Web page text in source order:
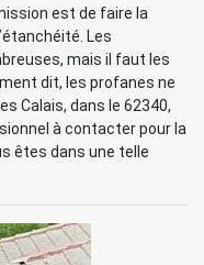
est de faire la
Les
mais il faut les
dit, les profanes ne
Calais, dans le 62340,
à contacter pour la
êtes dans une telle